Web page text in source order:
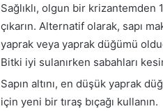
Sağlıklı, olgun bir krizantemden
çıkarın. Alternatif olarak, sapı
yaprak veya yaprak düğümü
Bitki iyi sulanırken sabahları
Sapın altını, en düşük yaprak
için yeni bir tıraş bıçağı kullanın.